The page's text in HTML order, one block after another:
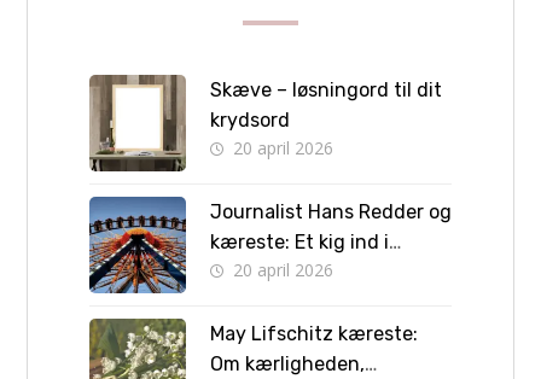
Skæve – løsningord til dit
krydsord
20 april 2026
Journalist Hans Redder og
kæreste: Et kig ind i
privatlivet bag skærmen
20 april 2026
May Lifschitz kæreste:
Om kærligheden,